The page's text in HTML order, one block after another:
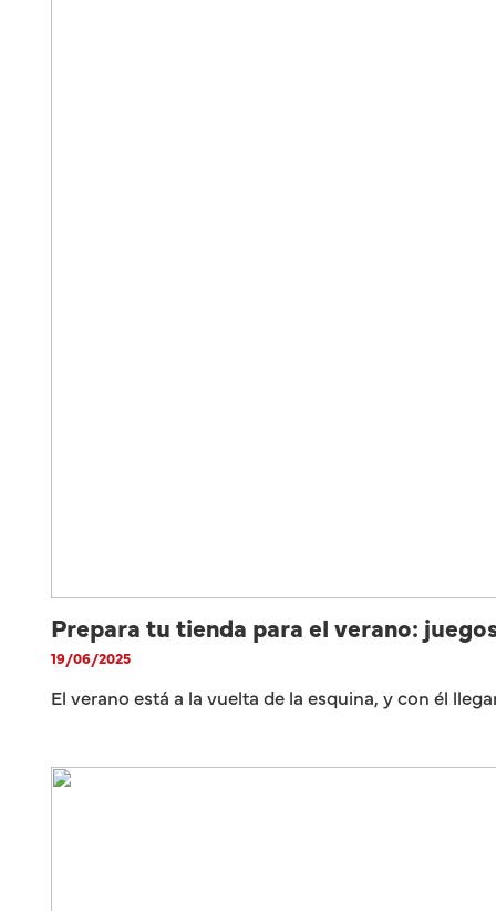
Prepara tu tienda para el verano:
19/06/2025
El verano está a la vuelta de la esquina, y con él